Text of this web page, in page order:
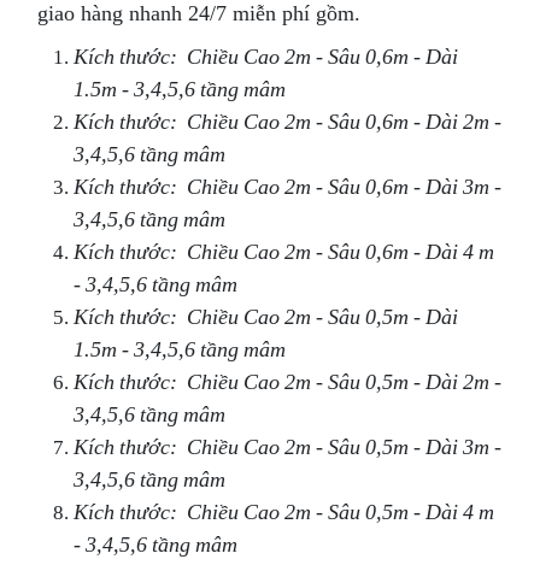
giao hàng nhanh 24/7 miễn phí gồm.
Kích thước: Chiều Cao 2m - Sâu 0,6m - Dài
1.5m - 3,4,5,6 tầng mâm
Kích thước: Chiều Cao 2m - Sâu 0,6m - Dài 2m -
3,4,5,6 tầng mâm
Kích thước: Chiều Cao 2m - Sâu 0,6m - Dài 3m -
3,4,5,6 tầng mâm
Kích thước: Chiều Cao 2m - Sâu 0,6m - Dài 4 m
- 3,4,5,6 tầng mâm
Kích thước: Chiều Cao 2m - Sâu 0,5m - Dài
1.5m - 3,4,5,6 tầng mâm
Kích thước: Chiều Cao 2m - Sâu 0,5m - Dài 2m -
3,4,5,6 tầng mâm
Kích thước: Chiều Cao 2m - Sâu 0,5m - Dài 3m -
3,4,5,6 tầng mâm
Kích thước: Chiều Cao 2m - Sâu 0,5m - Dài 4 m
- 3,4,5,6 tầng mâm